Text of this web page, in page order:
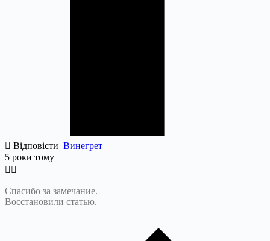
Відповісти Винегрет
5 роки тому
Спасибо за замечание.
Восстановили статью.